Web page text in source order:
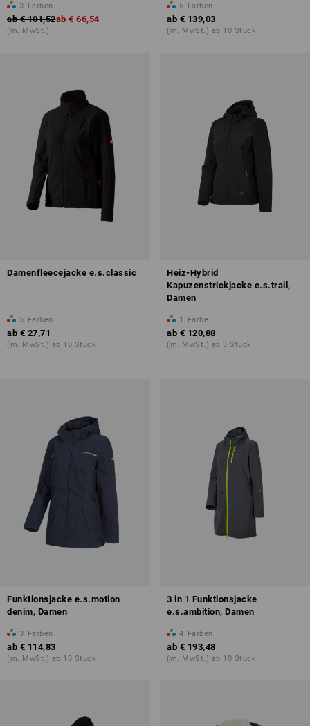
3 Farben
ab € 101,52ab € 66,54
(m. MwSt.)
5 Farben
ab € 139,03
(m. MwSt.) ab 10 Stück
Damenfleecejacke e.s.classic
5 Farben
ab € 27,71
(m. MwSt.) ab 10 Stück
Heiz-Hybrid
Kapuzenstrickjacke e.s.trail,
Damen
1 Farbe
ab € 120,88
(m. MwSt.) ab 3 Stück
Funktionsjacke e.s.motion
denim, Damen
3 Farben
ab € 114,83
(m. MwSt.) ab 10 Stück
3 in 1 Funktionsjacke
e.s.ambition, Damen
4 Farben
ab € 193,48
(m. MwSt.) ab 10 Stück